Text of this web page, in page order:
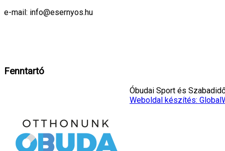
e-mail: info@esernyos.hu
Fenntartó
Óbudai Sport és
Weboldal készítés: